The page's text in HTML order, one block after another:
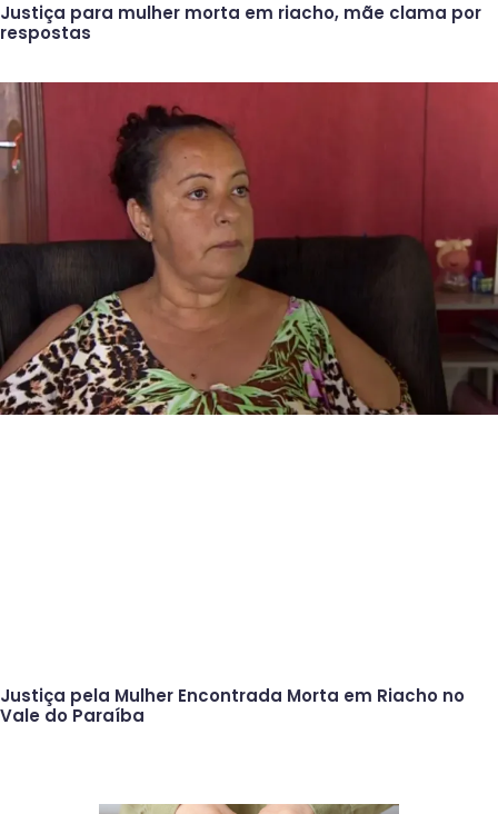
Justiça para mulher morta em riacho, mãe clama por
respostas
Justiça pela Mulher Encontrada Morta em Riacho no
Vale do Paraíba